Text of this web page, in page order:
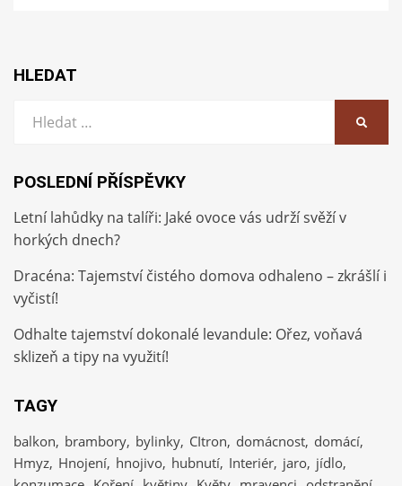
HLEDAT
POSLEDNÍ PŘÍSPĚVKY
Letní lahůdky na talíři: Jaké ovoce vás udrží svěží v
horkých dnech?
Dracéna: Tajemství čistého domova odhaleno – zkrášlí i
vyčistí!
Odhalte tajemství dokonalé levandule: Ořez, voňavá
sklizeň a tipy na využití!
TAGY
balkon brambory bylinky CItron domácnost domácí
Hmyz Hnojení hnojivo hubnutí Interiér jaro jídlo